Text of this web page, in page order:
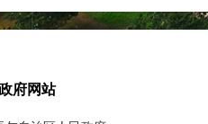
区、直辖市）党委和政府美
保护责任，推进中央生态环境
府网站